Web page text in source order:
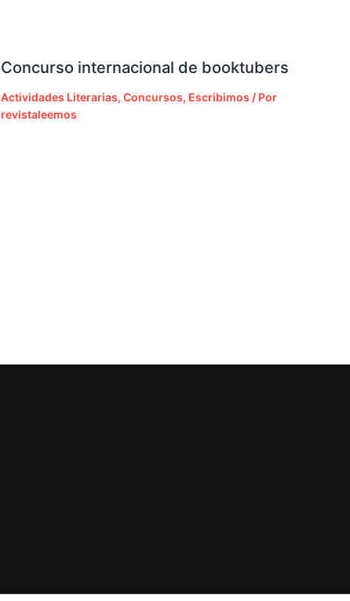
Concurso internacional de booktubers
Actividades Literarias,Concursos, Escribimos / Por
revistaleemos